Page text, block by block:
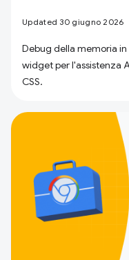
Updated 30 giugno 2026
Debug della memoria in
widget per l'assistenza
CSS.